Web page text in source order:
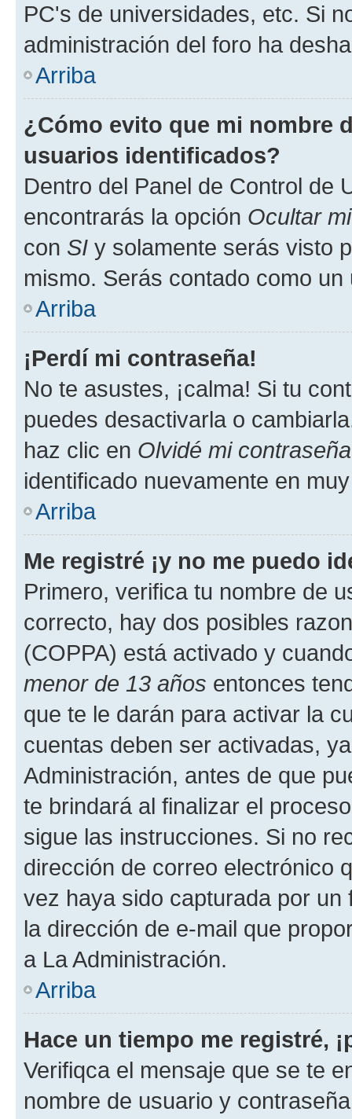
PC's de universidades, etc. Si
administración del foro ha
Arriba
¿Cómo evito que mi nombre
usuarios identificados?
Dentro del Panel de Control de
encontrarás la opción Ocultar
con SI y solamente serás visto
mismo. Serás contado como un
Arriba
¡Perdí mi contraseña!
No te asustes, ¡calma! Si tu
puedes desactivarla o
haz clic en Olvidé mi contraseña
identificado nuevamente en
Arriba
Me registré ¡y no me puedo
Primero, verifica tu nombre de
correcto, hay dos posibles
(COPPA) está activado y
menor de 13 años entonces
que te le darán para activar la
cuentas deben ser activadas,
Administración, antes de que
te brindará al finalizar el
sigue las instrucciones. Si no
dirección de correo electrónico
vez haya sido capturada por
la dirección de e-mail que
a La Administración.
Arriba
Hace un tiempo me registré,
Verifiqca el mensaje que se te
nombre de usuario y